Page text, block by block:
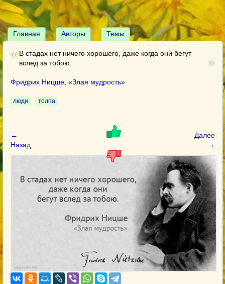
Главная Авторы Темы
В стадах нет ничего хорошего, даже когда они бегут
вслед за тобою.
Фридрих Ницше , «Злая мудрость»
люди толпа
←
Назад
Далее
→